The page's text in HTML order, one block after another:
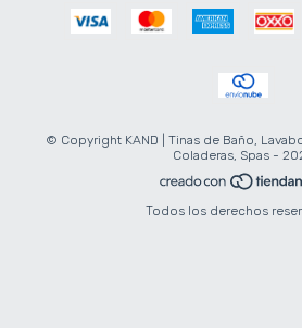
© Copyright KAND | Tinas de Baño,
Coladeras, Spas -
Todos los derechos